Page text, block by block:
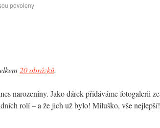
povoleny
20 obrázků.
narozeniny. Jako dárek přidáváme fotogalerii ze
rolí – a že jich už bylo! Miluško, vše nejlepší!